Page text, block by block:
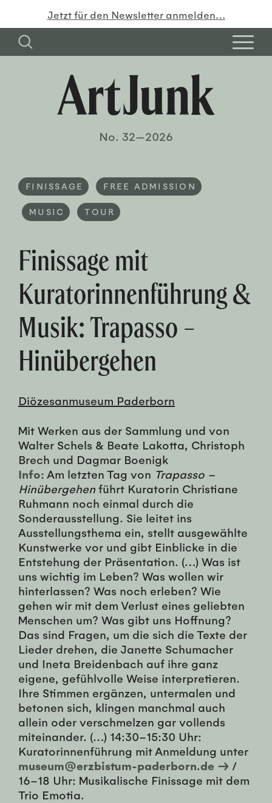
Jetzt für den Newsletter anmelden…
No. 32—2026
FINISSAGE FREE ADMISSION
MUSIC TOUR
Finissage mit
Kuratorinnenführung &
Musik: Trapasso –
Hinübergehen
Diözesanmuseum Paderborn
Mit Werken aus der Sammlung und von
Walter Schels & Beate Lakotta, Christoph
Brech und Dagmar Boenigk
Info: Am letzten Tag von Trapasso –
Hinübergehen führt Kuratorin Christiane
Ruhmann noch einmal durch die
Sonderausstellung. Sie leitet ins
Ausstellungsthema ein, stellt ausgewählte
Kunstwerke vor und gibt Einblicke in die
Entstehung der Präsentation. (…) Was ist
uns wichtig im Leben? Was wollen wir
hinterlassen? Was noch erleben? Wie
gehen wir mit dem Verlust eines geliebten
Menschen um? Was gibt uns Hoffnung?
Das sind Fragen, um die sich die Texte der
Lieder drehen, die Janette Schumacher
und Ineta Breidenbach auf ihre ganz
eigene, gefühlvolle Weise interpretieren.
Ihre Stimmen ergänzen, untermalen und
betonen sich, klingen manchmal auch
allein oder verschmelzen gar vollends
miteinander. (…) 14:30–15:30 Uhr:
Kuratorinnenführung mit Anmeldung unter
museum@erzbistum-paderborn.de → /
16–18 Uhr: Musikalische Finissage mit dem
Trio Emotia.